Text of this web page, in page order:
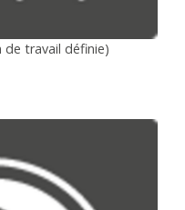
travail définie)